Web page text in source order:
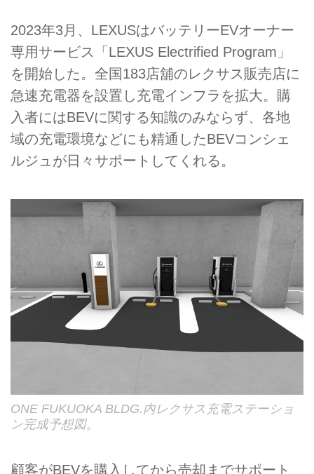
2023年3月、LEXUSはバッテリーEVオーナー
専用サービス「LEXUS Electrified Program」
を開始した。全国183店舖のレクサス販売店に
急速充電器を設置し充電インフラを拡大。購
入者にはBEVに関する知識のみならず、各地
域の充電環境などにも精通したBEVコンシェ
ルジュが日々サポートしてくれる。
ONE FUKUOKA BLDG.内レクサス充電ステーショ
ン完成予想図。
顧客がBEVを購入してから売却までサポート